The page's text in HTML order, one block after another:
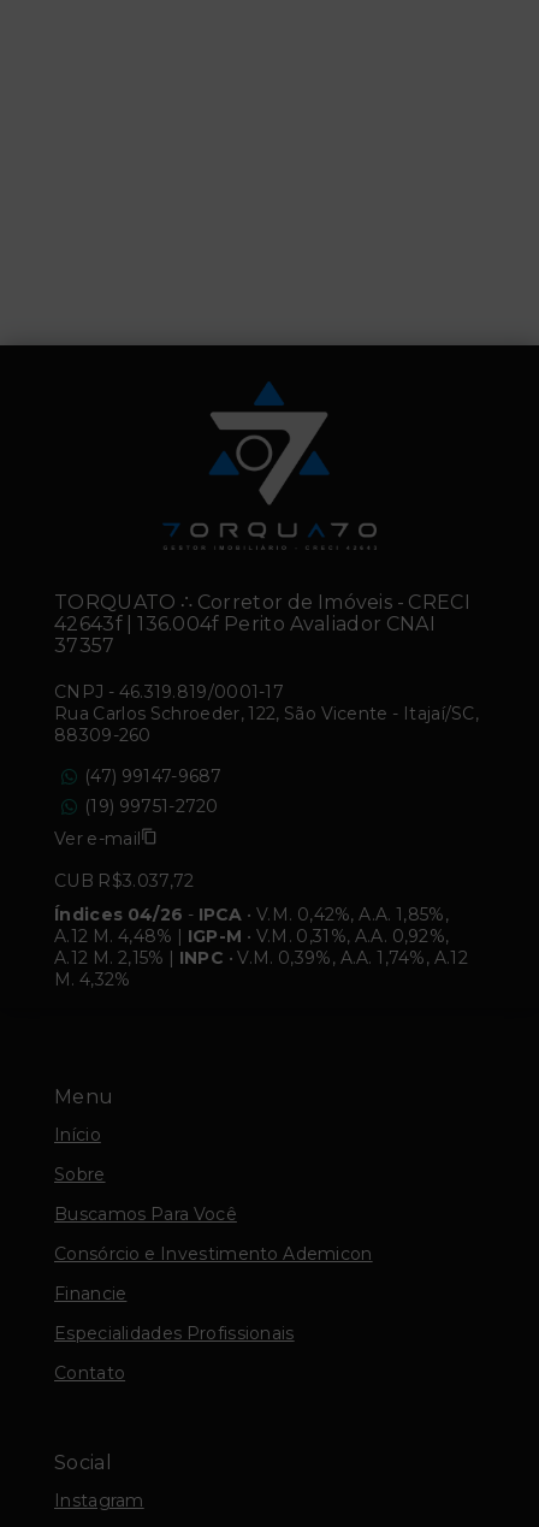
Menu
Início
Sobre
Buscamos Para Você
Consórcio e Investimento Ademicon
Financie
Especialidades Profissionais
Contato
Social
Instagram
TORQUATO ∴ Corretor de Imóveis - CRECI
42643f | 136.004f Perito Avaliador CNAI
37357
CNPJ - 46.319.819/0001-17
Rua Carlos Schroeder, 122, São Vicente - Itajaí/SC,
88309-260
(47) 99147-9687
(19) 99751-2720
Ver e-mail
CUB R$3.037,72
Índices 04/26 - IPCA • V.M. 0,42%, A.A. 1,85%,
A.12 M. 4,48% | IGP-M • V.M. 0,31%, A.A. 0,92%,
A.12 M. 2,15% | INPC • V.M. 0,39%, A.A. 1,74%, A.12
M. 4,32%